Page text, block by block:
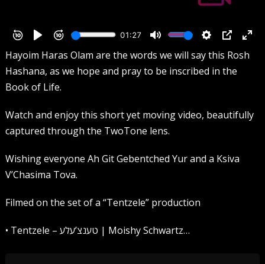
Hayoim Haras Olam are the words we will say this Rosh
Hashana, as we hope and pray to be inscribed in the
Book of Life.
Watch and enjoy this short yet moving video, beautifully
captured through the TwoTone lens.
Wishing everyone Ah Git Gebentched Yur and a Ksiva
V’Chasima Tova.
Filmed on the set of a “Tentzele” production
• Tentzele – טענצ’עלע | Moishy Schwartz…